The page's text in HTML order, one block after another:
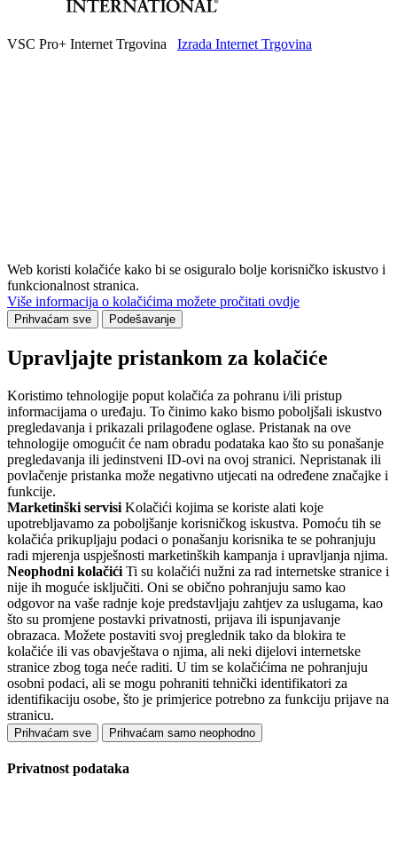
VSC Pro+ Internet Trgovina Izrada Internet Trgovina
Web koristi kolačiće kako bi se osiguralo bolje korisničko iskustvo i
funkcionalnost stranica.
Više informacija o kolačićima možete pročitati ovdje
Prihvaćam sve Podešavanje
Upravljajte pristankom za kolačiće
Koristimo tehnologije poput kolačića za pohranu i/ili pristup
informacijama o uređaju. To činimo kako bismo poboljšali iskustvo
pregledavanja i prikazali prilagođene oglase. Pristanak na ove
tehnologije omogućit će nam obradu podataka kao što su ponašanje
pregledavanja ili jedinstveni ID-ovi na ovoj stranici. Nepristanak ili
povlačenje pristanka može negativno utjecati na određene značajke i
funkcije.
Marketinški servisi Kolačići kojima se koriste alati koje
upotrebljavamo za poboljšanje korisničkog iskustva. Pomoću tih se
kolačića prikupljaju podaci o ponašanju korisnika te se pohranjuju
radi mjerenja uspješnosti marketinških kampanja i upravljanja njima.
Neophodni kolačići Ti su kolačići nužni za rad internetske stranice i
nije ih moguće isključiti. Oni se obično pohranjuju samo kao
odgovor na vaše radnje koje predstavljaju zahtjev za uslugama, kao
što su promjene postavki privatnosti, prijava ili ispunjavanje
obrazaca. Možete postaviti svoj preglednik tako da blokira te
kolačiće ili vas obavještava o njima, ali neki dijelovi internetske
stranice zbog toga neće raditi. U tim se kolačićima ne pohranjuju
osobni podaci, ali se mogu pohraniti tehnički identifikatori za
identifikaciju osobe, što je primjerice potrebno za funkciju prijave na
stranicu.
Prihvaćam sve Prihvaćam samo neophodno
Privatnost podataka